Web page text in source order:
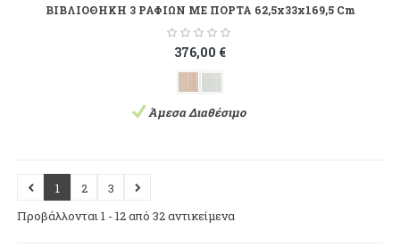
ΒΙΒΛΙΟΘΗΚΗ 3 ΡΑΦΙΩΝ ΜΕ ΠΟΡΤΑ 62,5x33x169,5 Cm
376,00 €
Άμεσα Διαθέσιμο
1 2
3
Προβάλλονται 1 - 12 από 32 αντικείμενα